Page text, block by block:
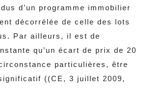
d’un programme immobilier
décorrélée de celle des lots
Par ailleurs, il est de
qu’un écart de prix de 20
particulières, être
((CE, 3 juillet 2009,